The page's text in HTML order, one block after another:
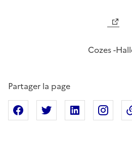
Cozes -
Partager la page
Partager sur Facebook
Partager sur X
Partager